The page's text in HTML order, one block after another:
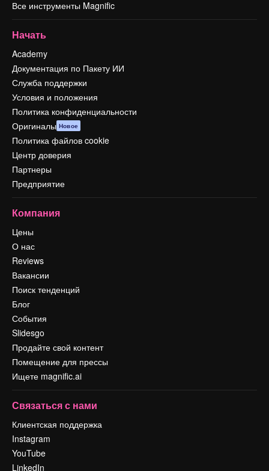
Все инструменты Magnific
Начать
Academy
Документация по Пакету ИИ
Служба поддержки
Условия и положения
Политика конфиденциальности
Оригиналы Новое
Политика файлов cookie
Центр доверия
Партнеры
Предприятие
Компания
Цены
О нас
Reviews
Вакансии
Поиск тенденций
Блог
События
Slidesgo
Продайте свой контент
Помещение для прессы
Ищете magnific.ai
Связаться с нами
Клиентская поддержка
Instagram
YouTube
LinkedIn